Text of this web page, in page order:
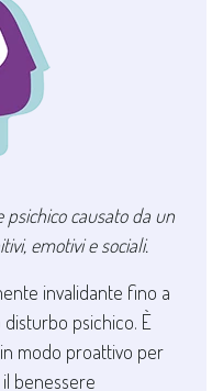
psichico causato da un
emotivi e sociali.
invalidante fino a
psichico. È
modo proattivo per
benessere